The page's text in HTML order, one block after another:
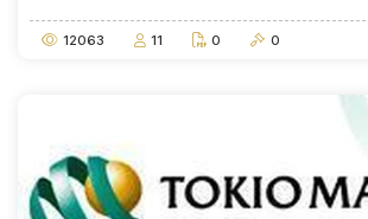
12063 11 0 0